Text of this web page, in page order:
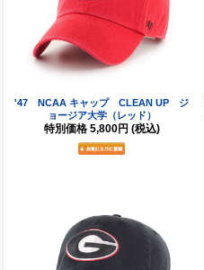
'47 NCAA キャップ CLEAN UP ジ
ョージア大学（レッド）
特別価格 5,800円 (税込)